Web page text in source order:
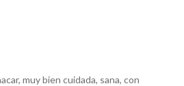
muy bien cuidada, sana, con